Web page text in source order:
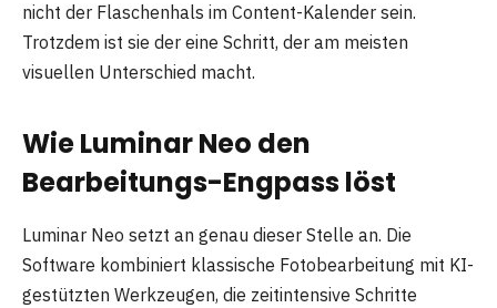
nicht der Flaschenhals im Content-Kalender sein.
Trotzdem ist sie der eine Schritt, der am meisten
visuellen Unterschied macht.
Wie Luminar Neo den
Bearbeitungs-Engpass löst
Luminar Neo setzt an genau dieser Stelle an. Die
Software kombiniert klassische Fotobearbeitung mit KI-
gestützten Werkzeugen, die zeitintensive Schritte